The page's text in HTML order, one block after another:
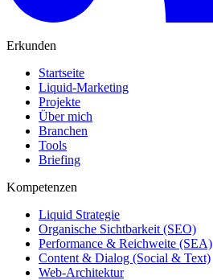
Erkunden
Startseite
Liquid-Marketing
Projekte
Über mich
Branchen
Tools
Briefing
Kompetenzen
Liquid Strategie
Organische Sichtbarkeit (SEO)
Performance & Reichweite (SEA)
Content & Dialog (Social & Text)
Web-Architektur